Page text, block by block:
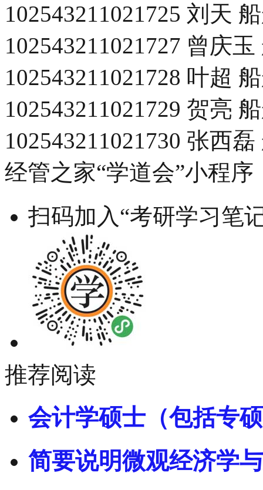
102543211021725 刘天
102543211021727 曾庆
102543211021728 叶超
102543211021729 贺亮
102543211021730 张西
经管之家“学道会”小程序
扫码加入“考研学习笔
推荐阅读
会计学硕士（包括专
简要说明微观经济学